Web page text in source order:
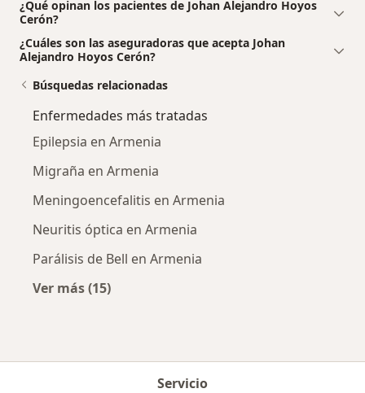
¿Qué opinan los pacientes de Johan Alejandro Hoyos
Cerón?
¿Cuáles son las aseguradoras que acepta Johan
Alejandro Hoyos Cerón?
Búsquedas relacionadas
Enfermedades más tratadas
Epilepsia en Armenia
Migraña en Armenia
Meningoencefalitis en Armenia
Neuritis óptica en Armenia
Parálisis de Bell en Armenia
Ver más (15)
Servicio